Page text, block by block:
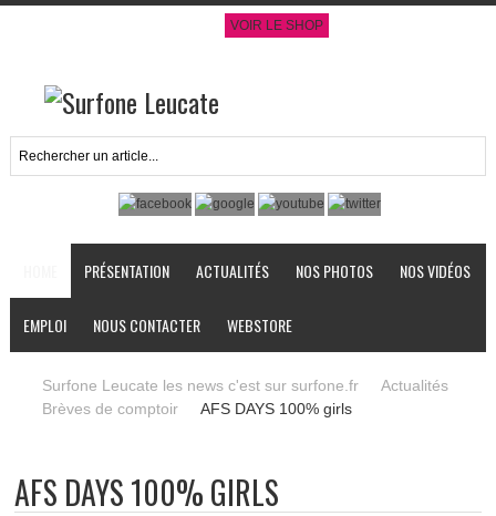
VOIR LE SHOP
PRÉSENTATION ACTUALITÉS NOS PHOTOS NOS VIDÉOS
EMPLOI NOUS CONTACTER WEBSTORE
Surfone Leucate les news c'est sur surfone.fr
Actualités
Brèves de comptoir
AFS DAYS 100% girls
AFS DAYS 100% GIRLS